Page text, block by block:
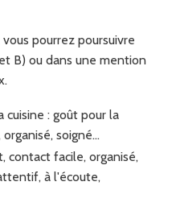
pourrez poursuivre
B) ou dans une mention
cuisine : goût pour la
soigné...
contact facile, organisé,
à l'écoute,